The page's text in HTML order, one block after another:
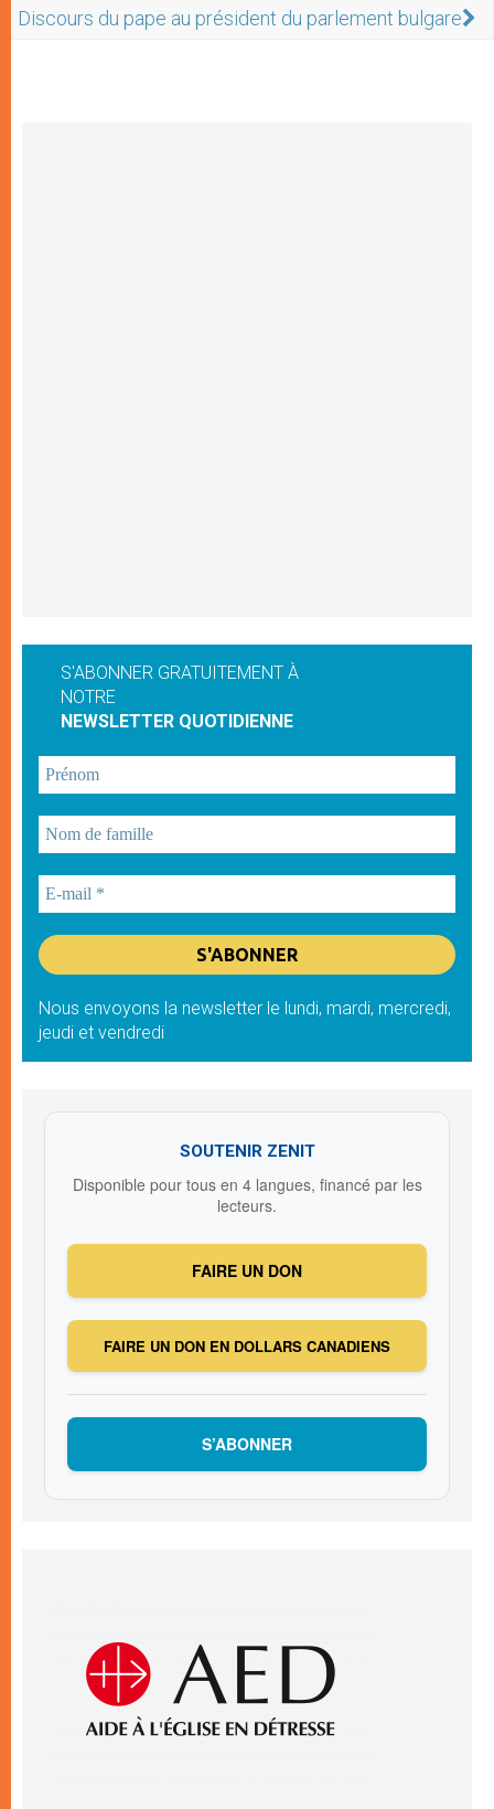
Discours du pape au président du parlement bulgare
S'ABONNER GRATUITEMENT À
NOTRE
NEWSLETTER QUOTIDIENNE
Nous envoyons la newsletter le lundi, mardi, mercredi,
jeudi et vendredi
SOUTENIR ZENIT
Disponible pour tous en 4 langues, financé par les
lecteurs.
FAIRE UN DON
FAIRE UN DON EN DOLLARS CANADIENS
S’ABONNER